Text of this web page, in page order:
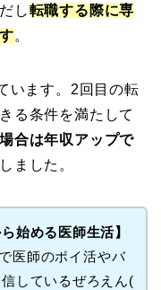
し転職する際に専
。
います。2回目の転
る条件を満たして
合は年収アップで
ました。
ら始める医師生活】
医師のポイ活やバ
しているぜろえん(